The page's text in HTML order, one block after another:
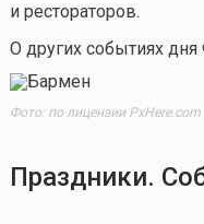
и рестораторов.
О других событиях дня
Фото: по лицензии PxHere.com
Праздники.